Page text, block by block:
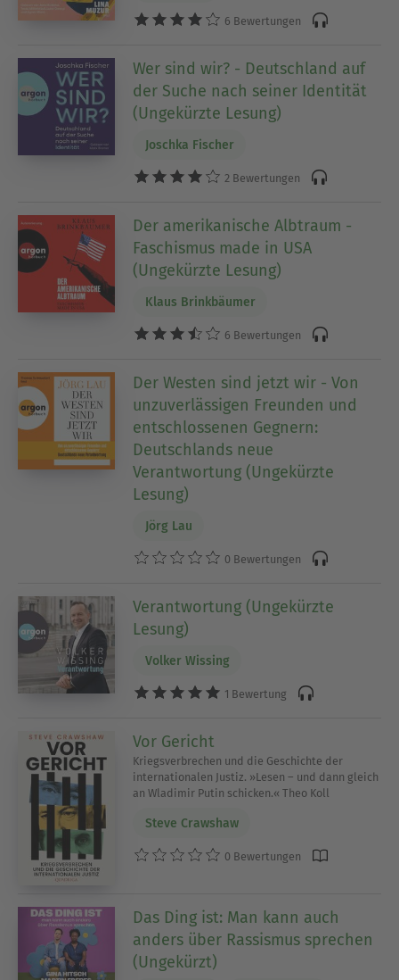
6 Bewertungen
Wer sind wir? - Deutschland auf
der Suche nach seiner Identität
(Ungekürzte Lesung)
Joschka Fischer
2 Bewertungen
Der amerikanische Albtraum -
Faschismus made in USA
(Ungekürzte Lesung)
Klaus Brinkbäumer
6 Bewertungen
Der Westen sind jetzt wir - Von
unzuverlässigen Freunden und
entschlossenen Gegnern:
Deutschlands neue
Verantwortung (Ungekürzte
Lesung)
Jörg Lau
0 Bewertungen
Verantwortung (Ungekürzte
Lesung)
Volker Wissing
1 Bewertung
Vor Gericht
Kriegsverbrechen und die Geschichte der
internationalen Justiz. »Lesen – und dann gleich
an Wladimir Putin schicken.« Theo Koll
Steve Crawshaw
0 Bewertungen
Das Ding ist: Man kann auch
anders über Rassismus sprechen
(Ungekürzt)